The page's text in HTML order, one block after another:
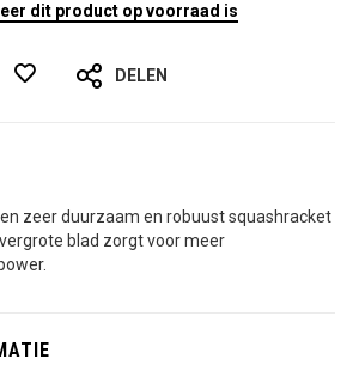
dit product op voorraad is
DELEN
zeer duurzaam en robuust squashracket
blad zorgt voor meer